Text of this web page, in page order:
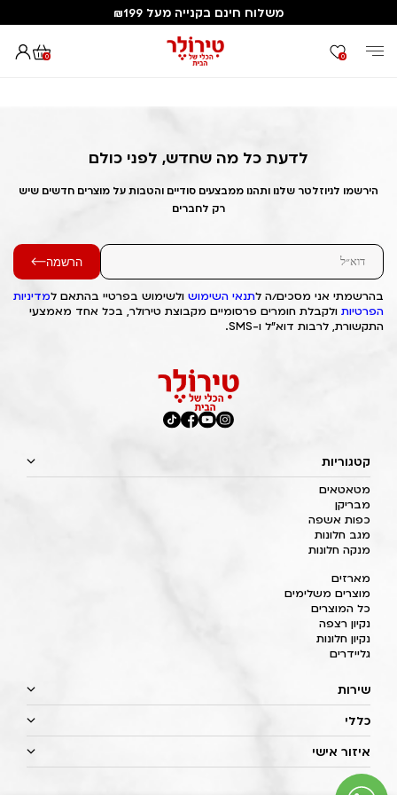
משלוח חינם בקנייה מעל ₪199
0 0
דף הבית Out of Stock Alert 2025/07/11 1752229308
לדעת כל מה שחדש, לפני כולם
הירשמו לניוזלטר שלנו ותהנו ממבצעים סודיים והטבות על מוצרים חדשים שיש
רק לחברים
הרשמה
בהרשמתי אני מסכים/ה לתנאי השימוש ולשימוש בפרטיי בהתאם למדיניות
הפרטיות ולקבלת חומרים פרסומיים מקבוצת טירולר, בכל אחד מאמצעי
התקשורת, לרבות דוא"ל ו-SMS.
קטגוריות
מטאטאים
מבריקן
כפות אשפה
מגב חלונות
מנקה חלונות
מארזים
מוצרים משלימים
כל המוצרים
נקיון רצפה
נקיון חלונות
גליידרים
שירות
כללי
איזור אישי